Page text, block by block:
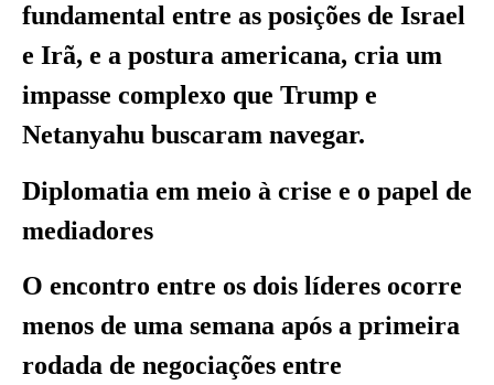
fundamental entre as posições de Israel
e Irã, e a postura americana, cria um
impasse complexo que Trump e
Netanyahu buscaram navegar.
Diplomatia em meio à crise e o papel de
mediadores
O encontro entre os dois líderes ocorre
menos de uma semana após a primeira
rodada de negociações entre